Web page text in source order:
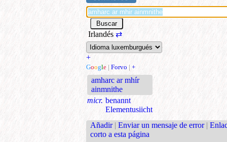
Irlandés ⇄
+
Google | Forvo | +
amharc ar mhír
ainmnithe
micr. benannt
Elementusiicht
Añadir | Enviar un mensaje de error |
corto a esta página